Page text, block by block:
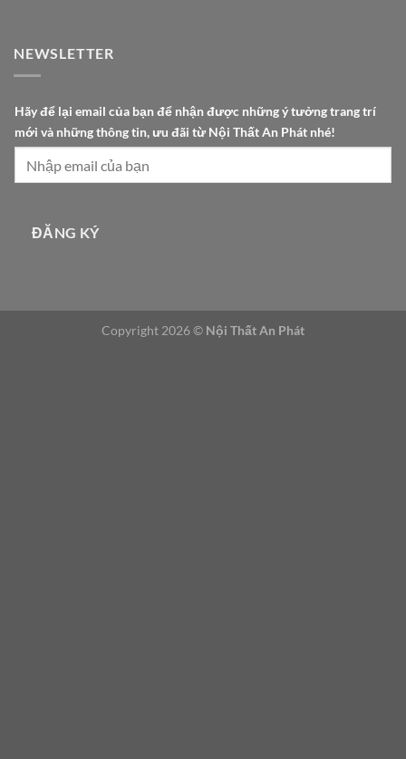
NEWSLETTER
a
g
r
Hãy để lại email của bạn để nhận được những ý tưởng trang trí
mới và những thông tin, ưu đãi từ Nội Thất An Phát nhé!
ĐĂNG KÝ
Copyright 2026 © Nội Thất An Phát